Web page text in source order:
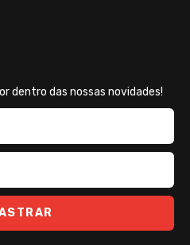
dentro das nossas novidades!